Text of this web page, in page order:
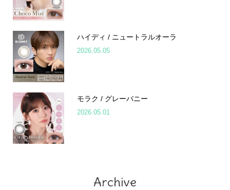
ハイディ / ニュートラルオーラ
2026.05.05
モラク / グレーバニー
2026.05.01
Archive